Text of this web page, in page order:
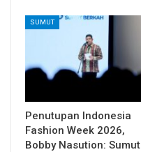
SUMUT
Penutupan Indonesia
Fashion Week 2026,
Bobby Nasution: Sumut